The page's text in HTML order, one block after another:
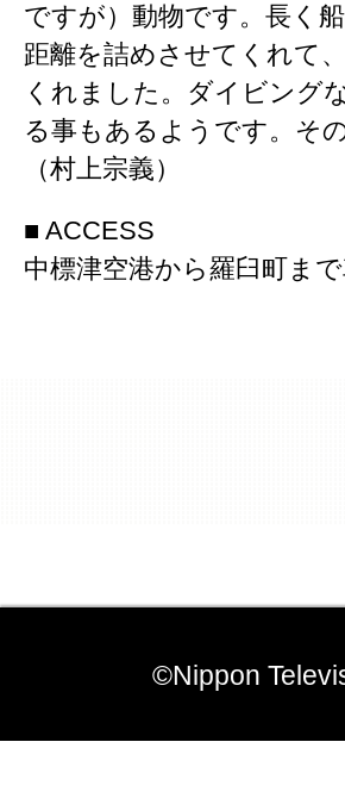
ですが）動物です。長く
距離を詰めさせてくれて
くれました。ダイビング
る事もあるようです。そ
（村上宗義）
■ ACCESS
中標津空港から羅臼町ま
©Nippon